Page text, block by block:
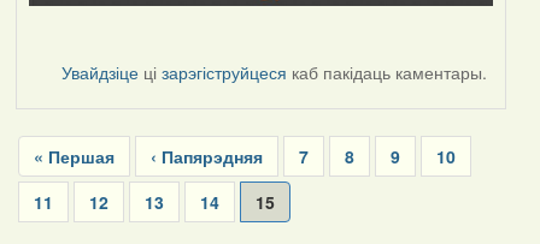
Увайдзіце цізарэгіструйцеся каб пакідаць каментары.
Pagination
First
page
« Першая
Previous
page
‹ Папярэдняя Page
7 Page
8 Page
9 Page
10
Page
11 Page
12 Page
13 Page
14
Current
page
15